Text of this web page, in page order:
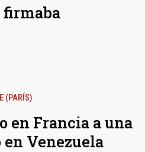
firmaba
(PARÍS)
en Francia a una
Venezuela